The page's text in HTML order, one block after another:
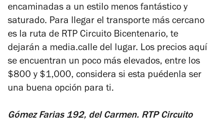
encaminadas a un estilo menos fantástico y
saturado. Para llegar el transporte más cercano
es la ruta de RTP Circuito Bicentenario, te
dejarán a media.calle del lugar. Los precios aquí
se encuentran un poco más elevados, entre los
$800 y $1,000, considera si esta puédenla ser
una buena opción para ti.
Gómez Farias 192, del Carmen. RTP Circuito